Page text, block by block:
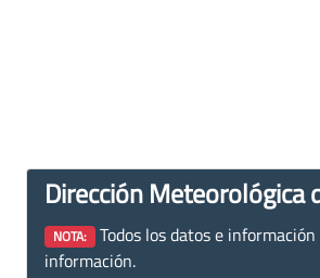
Dirección Meteorológica
NOTA: Todos los datos e
información.